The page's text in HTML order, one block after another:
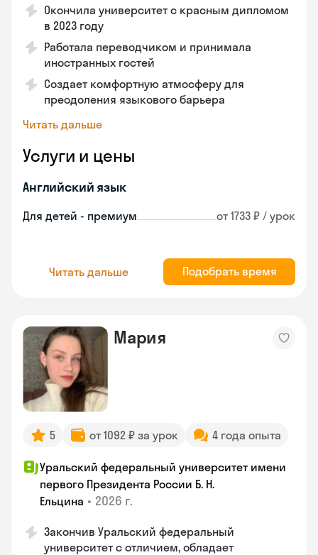
Окончила университет с красным дипломом
в 2023 году
Работала переводчиком и принимала
иностранных гостей
Создает комфортную атмосферу для
преодоления языкового барьера
Читать дальше
Услуги и цены
Английский язык
Для детей - премиум от 1733 ₽ / урок
Читать дальше Подобрать время
Мария
5 от 1092 ₽ за урок 4 года опыта
Уральский федеральный университет имени
первого Президента России Б. Н.
Ельцина • 2026 г.
Закончив Уральский федеральный
университет с отличием, обладает